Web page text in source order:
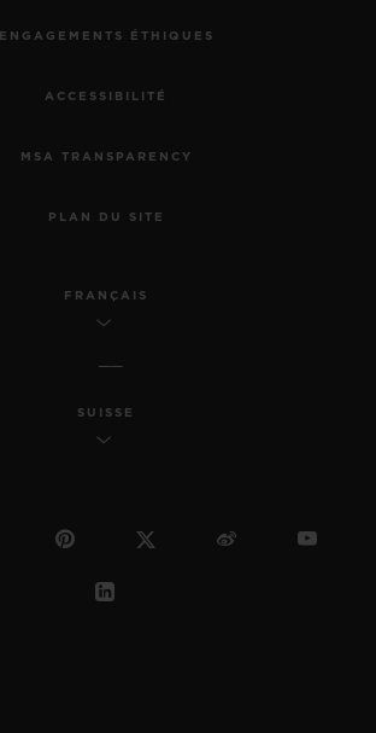
ENGAGEMENTS ÉTHIQUES
ACCESSIBILITÉ
MSA TRANSPARENCY
PLAN DU SITE
FRANÇAIS
SUISSE